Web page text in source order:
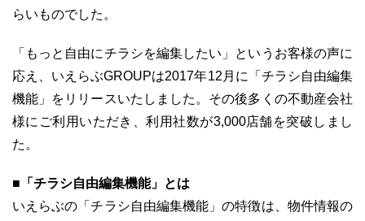
03-6689-1791
らいものでした。
「もっと自由にチラシを編集したい」というお客様の声に
応え、いえらぶGROUPは2017年12月に「チラシ自由編集
機能」をリリースいたしました。その後多くの不動産会社
様にご利用いただき、利用社数が3,000店舗を突破しまし
た。
■「チラシ自由編集機能」とは
いえらぶの「チラシ自由編集機能」の特徴は、物件情報の